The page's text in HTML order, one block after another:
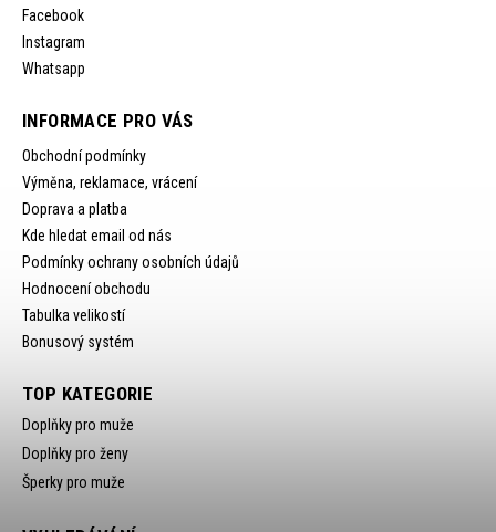
Facebook
Instagram
Whatsapp
INFORMACE PRO VÁS
Obchodní podmínky
Výměna, reklamace, vrácení
Doprava a platba
Kde hledat email od nás
Podmínky ochrany osobních údajů
Hodnocení obchodu
Tabulka velikostí
Bonusový systém
TOP KATEGORIE
Doplňky pro muže
Doplňky pro ženy
Šperky pro muže